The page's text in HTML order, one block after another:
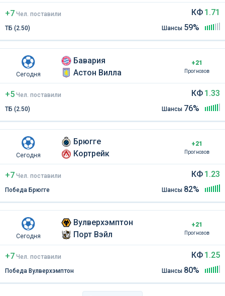
+7 Чел поставили
ТБ (2.50)
КФ 1.71
Шансы 59%
Сегодня
Бавария
Астон Вилла
+21
Прогнозов
+5 Чел поставили
ТБ (2.50)
КФ 1.33
Шансы 76%
Сегодня
Брюгге
Кортрейк
+21
Прогнозов
+7 Чел поставили
Победа Брюгге
КФ 1.23
Шансы 82%
Сегодня
Вулверхэмптон
Порт Вэйл
+21
Прогнозов
+7 Чел поставили
Победа Вулверхэмптон
КФ 1.25
Шансы 80%